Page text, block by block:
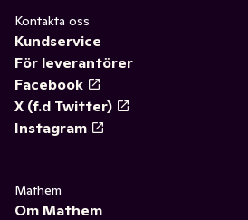
Kontakta oss
Kundservice
För leverantörer
Facebook
X (f.d Twitter)
Instagram
Mathem
Om Mathem